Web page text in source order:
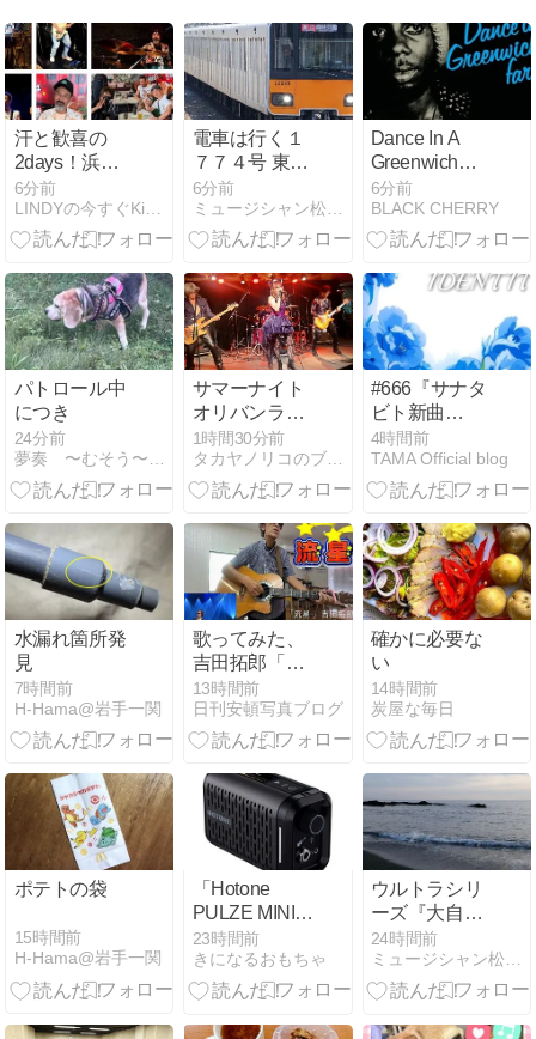
汗と歓喜の
2days！浜松
G-side「BUZZ
ROCK」爆音
ライブレポー
6分前
電車は行く１
７７４号 東武
東上線急行森
林公園行
6分前
Dance In A
Greenwich
Farm/Cornell
Campbell
6分前
BLACK CHERRY
パトロール中
につき
24分前
サマーナイト
オリバンライ
ブありがとう
ございまし
た！
1時間30分前
タカヤノリコのブログ
#666『サナタ
ビト新曲
「IDENTITY」
本日配信開
始！！』
4時間前
TAMA Official blog
水漏れ箇所発
見
7時間前
H-Hama@岩手一関
歌ってみた、
吉田拓郎「流
星」、弾き語
りです
13時間前
日刊安頓写真ブログ
確かに必要な
い
14時間前
炭屋な毎日
ポテトの袋
15時間前
H-Hama@岩手一関
「Hotone
PULZE MINI
Black」！ホッ
トトーンの小
型モデリング
ックバージョ
23時間前
きになるおもちゃ
ウルトラシリ
ーズ『大自
然・海』 第１
８７１話
24時間前